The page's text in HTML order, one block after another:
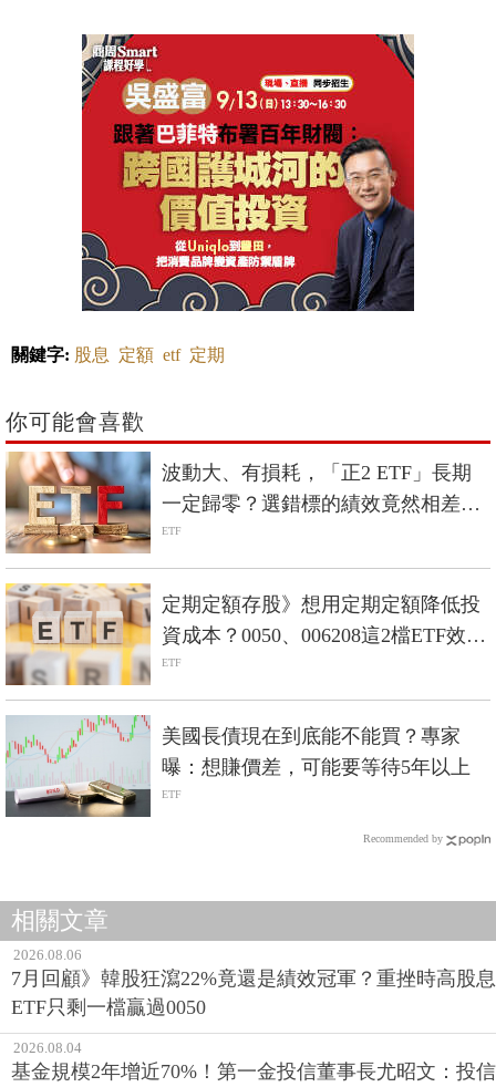
關鍵字: 股息 定額 etf 定期
你可能會喜歡
波動大、有損耗，「正2 ETF」長期
一定歸零？選錯標的績效竟然相差5
倍？
ETF
定期定額存股》想用定期定額降低投
資成本？0050、006208這2檔ETF效果
最好！
ETF
美國長債現在到底能不能買？專家
曝：想賺價差，可能要等待5年以上
ETF
Recommended by
相關文章
2026.08.06
7月回顧》韓股狂瀉22%竟還是績效冠軍？重挫時高股息
ETF只剩一檔贏過0050
2026.08.04
基金規模2年增近70%！第一金投信董事長尤昭文：投信